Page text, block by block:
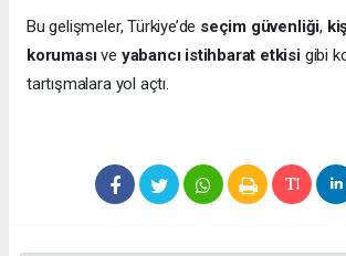
Bu gelişmeler, Türkiye’de seçim güvenliği,
korumasıve yabancı istihbarat etkisigibi
tartışmalara yol açtı.